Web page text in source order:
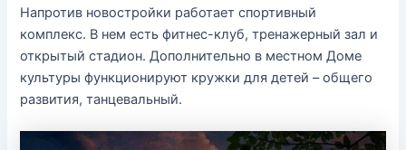
Напротив новостройки работает спортивный
комплекс. В нем есть фитнес-клуб, тренажерный зал и
открытый стадион. Дополнительно в местном Доме
культуры функционируют кружки для детей – общего
развития, танцевальный.